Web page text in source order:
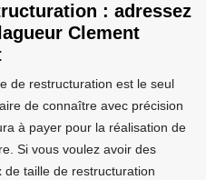
: adressez
Clement
de restructuration est le seul
de connaître avec précision
à payer pour la réalisation de
Si vous voulez avoir des
taille de restructuration